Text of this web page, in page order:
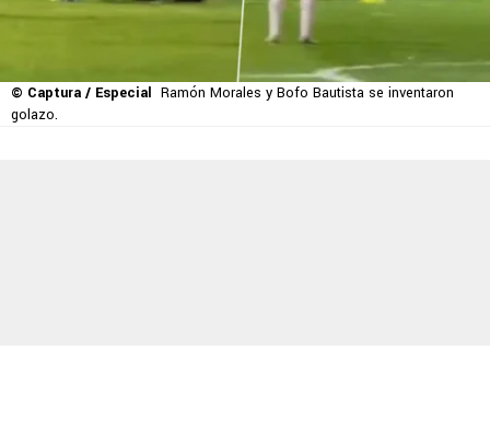
© Captura / Especial Ramón Morales y Bofo Bautista se inventaron
golazo.